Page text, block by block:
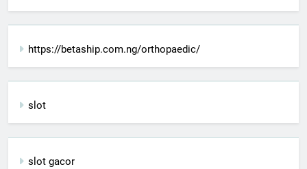
https://betaship.com.ng/orthopaedic/
slot
slot gacor